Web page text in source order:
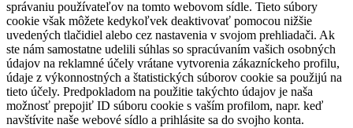
správaniu používateľov na tomto webovom sídle. Tieto súbory
cookie však môžete kedykoľvek deaktivovať pomocou nižšie
uvedených tlačidiel alebo cez nastavenia v svojom prehliadači. Ak
ste nám samostatne udelili súhlas so spracúvaním vašich osobných
údajov na reklamné účely vrátane vytvorenia zákazníckeho profilu,
údaje z výkonnostných a štatistických súborov cookie sa použijú na
tieto účely. Predpokladom na použitie takýchto údajov je naša
možnosť prepojiť ID súboru cookie s vaším profilom, napr. keď
navštívite naše webové sídlo a prihlásite sa do svojho konta.